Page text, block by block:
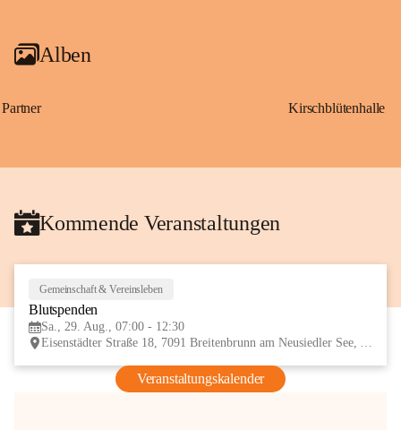
Alben
Partner Kirschblütenhalle
Kommende Veranstaltungen
Gemeinschaft & Vereinsleben
Blutspenden
Sa., 29. Aug., 07:00 - 12:30
Eisenstädter Straße 18, 7091 Breitenbrunn am Neusiedler See, AUT
Veranstaltungskalender